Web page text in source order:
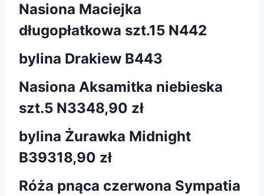
Nasiona Maciejka
długopłatkowa szt.15 N442
bylina Drakiew B443
Nasiona Aksamitka niebieska
szt.5 N3348,90 zł
bylina Żurawka Midnight
B39318,90 zł
Róża pnąca czerwona Sympatia